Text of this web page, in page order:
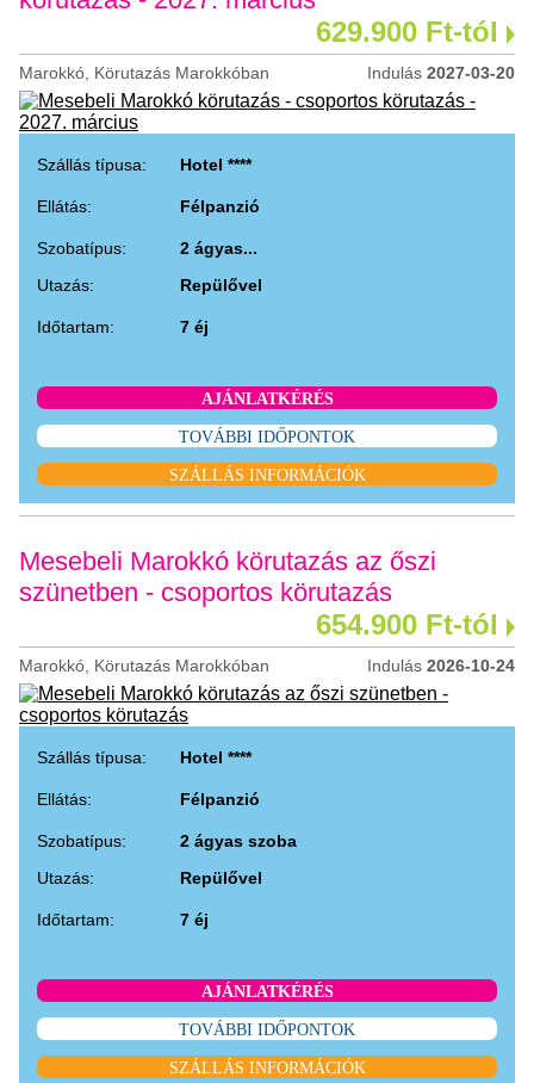
629.900 Ft-tól
Marokkó, Körutazás Marokkóban Indulás 2027-03-20
Szállás típusa: Hotel ****
Ellátás: Félpanzió
Szobatípus:
2 ágyas...
Utazás:
Repülővel
Időtartam: 7 éj
AJÁNLATKÉRÉS
TOVÁBBI IDŐPONTOK
SZÁLLÁS INFORMÁCIÓK
Mesebeli Marokkó körutazás az őszi
szünetben - csoportos körutazás
654.900 Ft-tól
Marokkó, Körutazás Marokkóban Indulás 2026-10-24
Szállás típusa: Hotel ****
Ellátás: Félpanzió
Szobatípus:
2 ágyas szoba
Utazás:
Repülővel
Időtartam: 7 éj
AJÁNLATKÉRÉS
TOVÁBBI IDŐPONTOK
SZÁLLÁS INFORMÁCIÓK